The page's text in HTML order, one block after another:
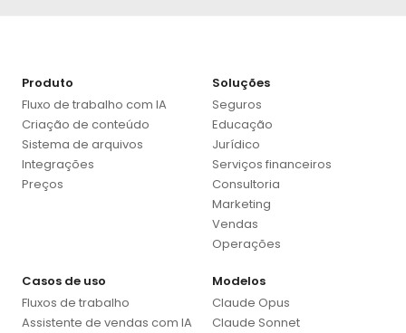
Produto
Fluxo de trabalho com IA
Criação de conteúdo
Sistema de arquivos
Integrações
Preços
Soluções
Seguros
Educação
Jurídico
Serviços financeiros
Consultoria
Marketing
Vendas
Operações
Casos de uso
Fluxos de trabalho
Assistente de vendas com IA
Modelos
Claude Opus
Claude Sonnet